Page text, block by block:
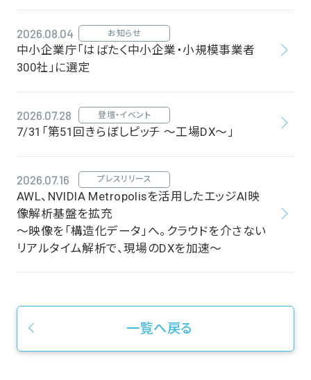
2026.08.04 お知らせ
中小企業庁「はばたく中小企業・小規模事業者
300社」に選定
2026.07.28 登壇・イベント
7/31「第51回きらぼしピッチ ～工場DX～」
2026.07.16 プレスリリース
AWL、NVIDIA Metropolisを活用したエッジAI映
像解析基盤を拡充
～映像を「構造化データ」へ。クラウドを介さない
リアルタイム解析で、現場のDXを加速～
一覧へ戻る